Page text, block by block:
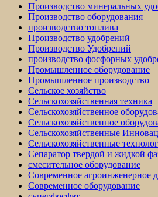
Производство минеральных
Производство оборудования
производство топлива
Производство удобрений
Производство Удобрений
производство фосфорных
Промышленное оборудование
Промышленное производство
Сельское хозяйство
Сельскохозяйственная техника
Сельскохозяйственное
Сельскохозяйственное
Сельскохозяйственные
Сельскохозяйственные
Сепаратор твердой и жидкой
смесительное оборудование
Современное агроинженерное
Современное оборудование